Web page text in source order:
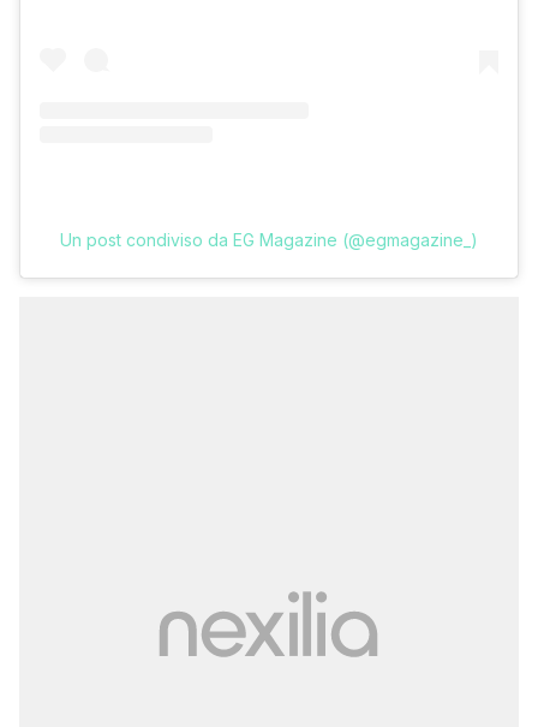
Un post condiviso da EG Magazine (@egmagazine_)